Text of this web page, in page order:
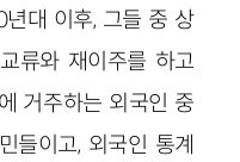
대 이후, 그들 중 상
류와 재이주를 하고
거주하는 외국인 중
들이고, 외국인 통계